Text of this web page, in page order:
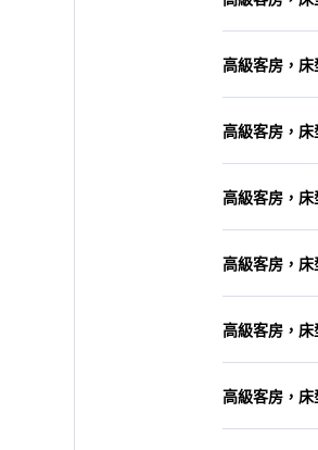
高級客房，床
高級客房，床
高級客房，床
高級客房，床
高級客房，床
高級客房，床